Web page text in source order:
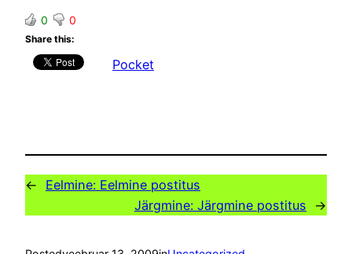
0 0
Share this:
Pocket
← Eelmine: Eelmine postitus
Järgmine: Järgmine postitus →